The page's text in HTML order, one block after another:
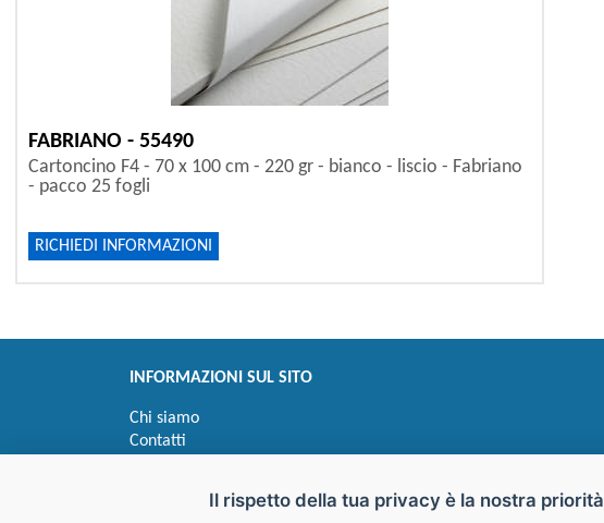
FABRIANO - 55490
Cartoncino F4 - 70 x 100 cm - 220 gr - bianco - liscio - Fabriano
- pacco 25 fogli
RICHIEDI INFORMAZIONI
INFORMAZIONI SUL SITO
Chi siamo
Contatti
Il rispetto della tua privacy è la nostra priorità